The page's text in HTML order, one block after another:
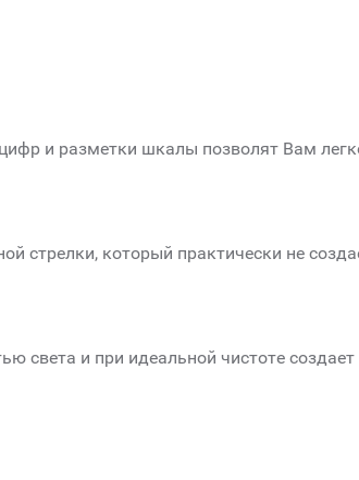
и разметки шкалы позволят Вам
стрелки, который практически не
света и при идеальной чистоте создает